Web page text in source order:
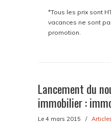
*Tous les prix sont
vacances ne sont
promotion.
Lancement du
immobilier :
Le 4 mars 2015 / Articles